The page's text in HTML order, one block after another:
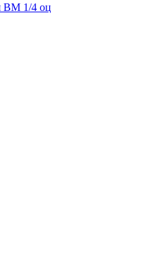
ВМ 1/4 оц